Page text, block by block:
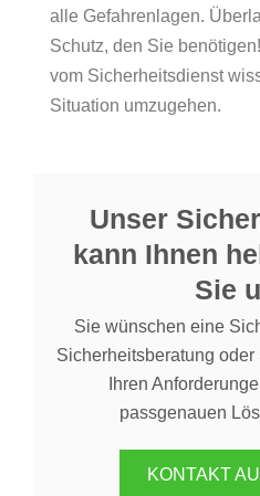
alle Gefahrenlagen.
Schutz, den Sie
vom Sicherheitsdienst
Situation umzugehen.
Unser
kann Ihnen
Sie
Sie wünschen eine
Sicherheitsberatung
Ihren
passgenauen
KONTAKT